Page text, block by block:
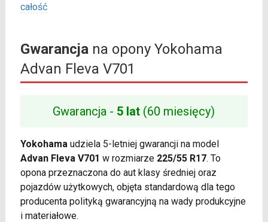
całość
Gwarancjana opony Yokohama
Advan Fleva V701
Gwarancja - 5 lat (60 miesięcy)
Yokohama udziela 5-letniej gwarancji na model
Advan Fleva V701 w rozmiarze 225/55 R17. To
opona przeznaczona do aut klasy średniej oraz
pojazdów użytkowych, objęta standardową dla tego
producenta polityką gwarancyjną na wady produkcyjne
i materiałowe.